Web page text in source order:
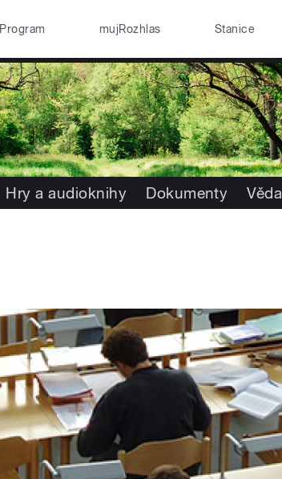
Program mujRozhlas Stanice
Hry a audioknihy Dokumenty Věda